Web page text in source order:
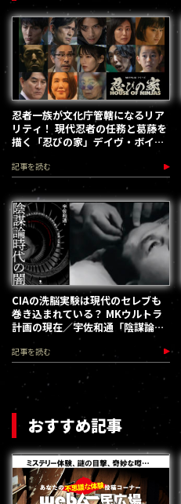
忍者一族が文化庁管轄になるリア
リティ！ 現代忍者の任務と葛藤を
描く「忍びの家」デイヴ・ボイル
監督インタビュー
記事を読む
CIAの洗脳実験は現代のセレブも
巻き込まれている？ MKウルトラ
計画の現在／宇佐和通「陰謀論時
代の闇」
記事を読む
おすすめ記事